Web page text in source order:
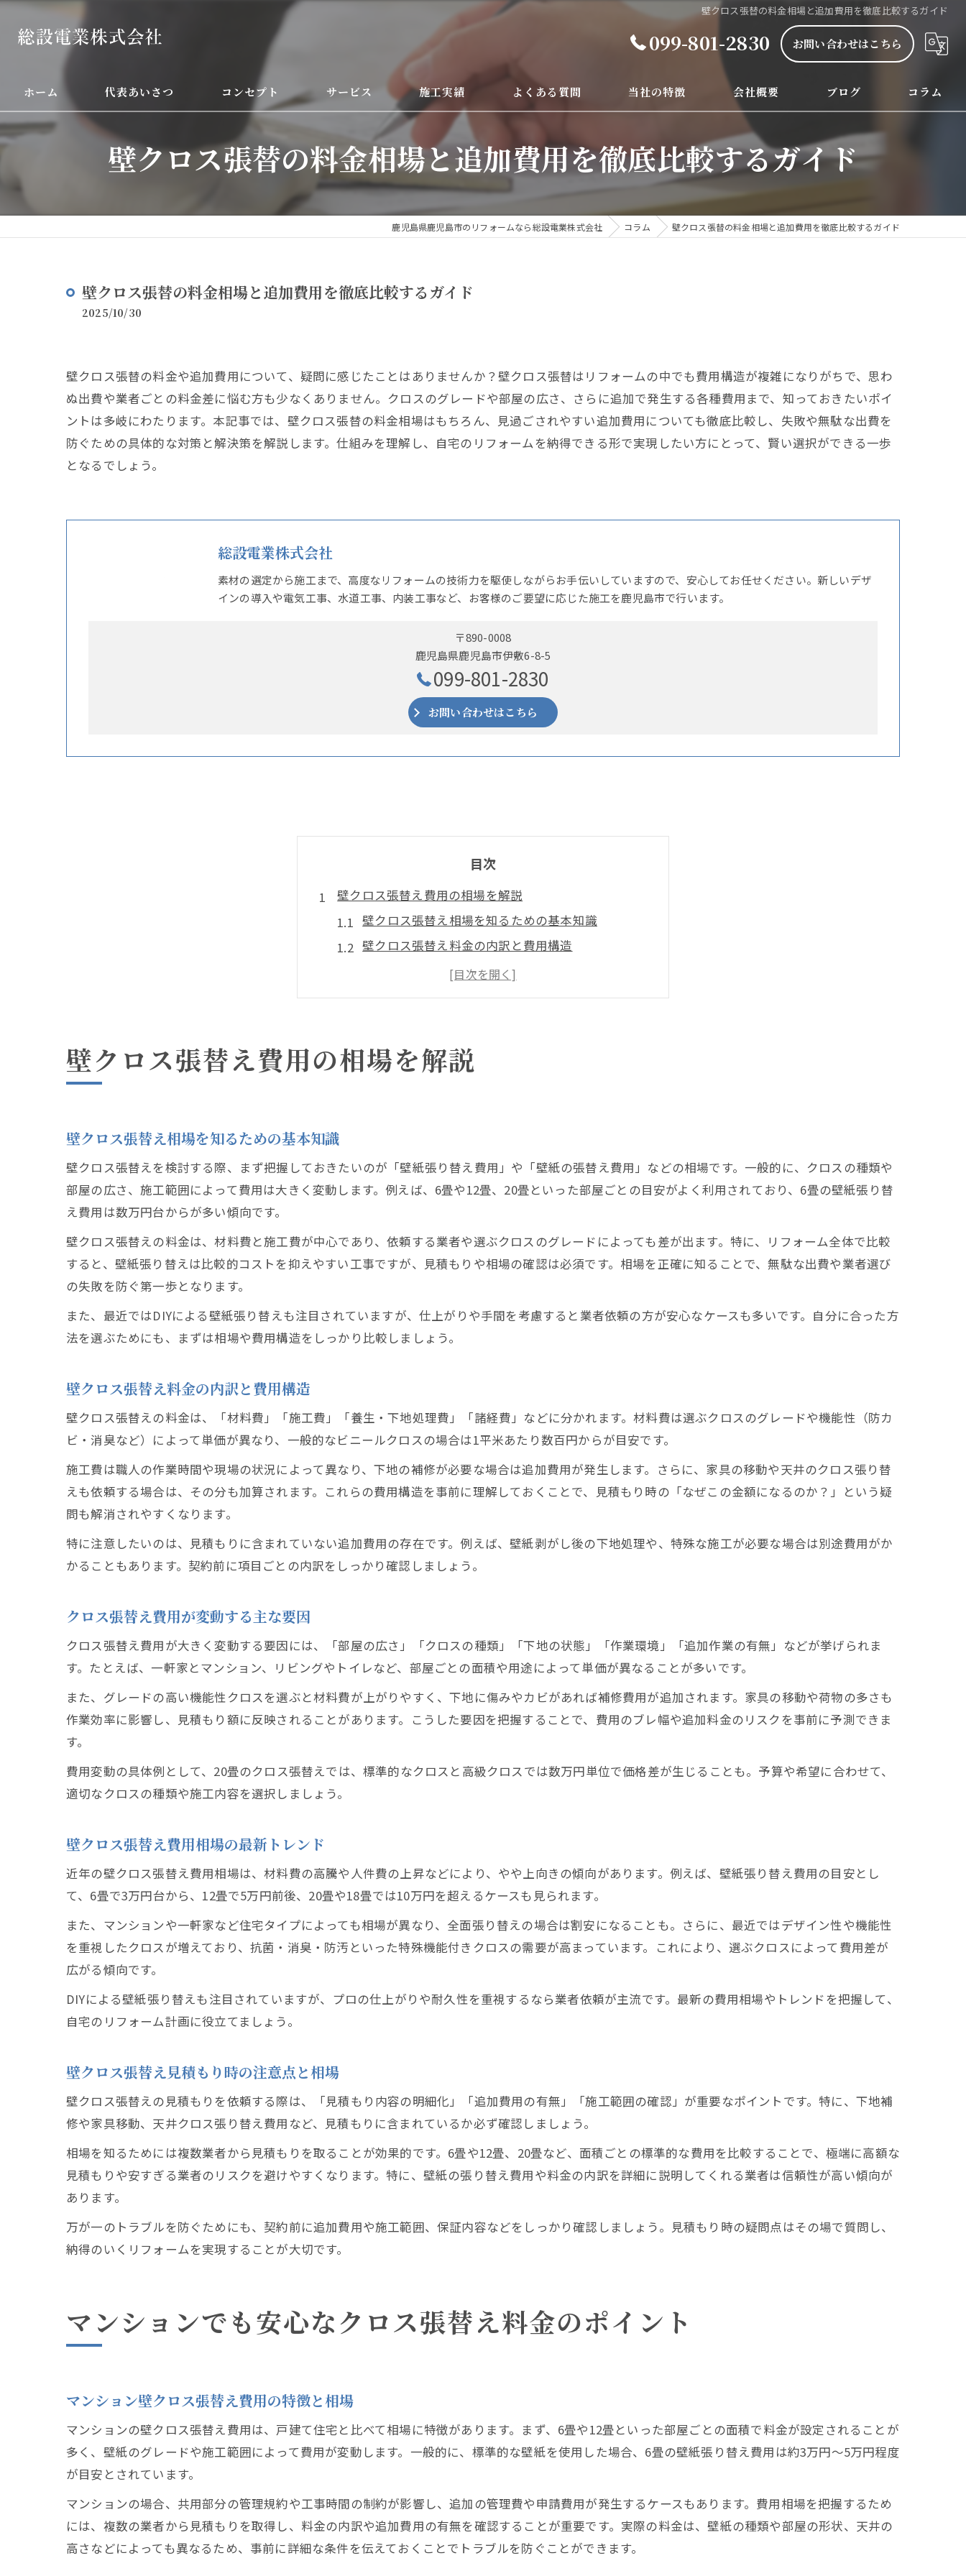
壁クロス張替の料金相場と追加費用を徹底比較するガイド
099-801-2830 お問い合わせはこちら
ホーム 代表あいさつ コンセプト サービス 施工実績 よくある質問 当社の特徴
オール電化
トイレ
キッチン
会社概要
漫画特集
ブログ コラム
壁クロス張替の料金相場と追加費用を徹底比較するガイド
鹿児島県鹿児島市のリフォームなら総設電業株式会社 コラム 壁クロス張替の料金相場と追加費用を徹底比較するガイド
壁クロス張替の料金相場と追加費用を徹底比較するガイド
2025/10/30
壁クロス張替の料金や追加費用について、疑問に感じたことはありませんか？壁クロス張替はリフォームの中でも費用構造が複雑になりがちで、思わ
ぬ出費や業者ごとの料金差に悩む方も少なくありません。クロスのグレードや部屋の広さ、さらに追加で発生する各種費用まで、知っておきたいポイ
ントは多岐にわたります。本記事では、壁クロス張替の料金相場はもちろん、見過ごされやすい追加費用についても徹底比較し、失敗や無駄な出費を
防ぐための具体的な対策と解決策を解説します。仕組みを理解し、自宅のリフォームを納得できる形で実現したい方にとって、賢い選択ができる一歩
となるでしょう。
総設電業株式会社
素材の選定から施工まで、高度なリフォームの技術力を駆使しながらお手伝いしていますので、安心してお任せください。新しいデザ
インの導入や電気工事、水道工事、内装工事など、お客様のご要望に応じた施工を鹿児島市で行います。
〒890-0008
鹿児島県鹿児島市伊敷6-8-5
099-801-2830
お問い合わせはこちら
目次
壁クロス張替え費用の相場を解説
壁クロス張替え相場を知るための基本知識
壁クロス張替え料金の内訳と費用構造
クロス張替え費用が変動する主な要因
壁クロス張替え費用相場の最新トレンド
マンションでも安心なクロス張替え料金のポイント
マンション壁クロス張替え費用の特徴と相場
マンションの壁クロス張替え費用を抑えるコツ
部屋の広さ別で見る壁クロス張替の注意点
12畳部屋の壁クロス張替えで注目すべき点
20畳部屋の壁クロス張替え料金の考え方
壁クロス張替え費用を広さ別に比較する方法
追加費用を抑える壁クロス張替の工夫
壁クロス張替え見積もりで確認したい項目
養生費や現地調査の壁クロス張替え料金対策
壁クロス張替えの追加費用を予防する準備とは
壁クロス張替の料金比較で失敗を防ぐ方法
複数業者の壁クロス張替え費用を比較するコツ
壁クロス張替え見積もり比較時のチェックポイント
壁紙張り替えをDIYで安く抑えるコツ
壁クロス張替えをDIYで行うメリットと費用効果
DIYでの壁クロス張替えに必要な道具と材料
壁クロス張替えDIYの作業手順と基本ポイント
DIY壁クロス張替えで注意したい仕上がりの質
壁クロス張替え費用の相場を解説
壁クロス張替え相場を知るための基本知識
壁クロス張替えを検討する際、まず把握しておきたいのが「壁紙張り替え費用」や「壁紙の張替え費用」などの相場です。一般的に、クロスの種類や
部屋の広さ、施工範囲によって費用は大きく変動します。例えば、6畳や12畳、20畳といった部屋ごとの目安がよく利用されており、6畳の壁紙張り替
え費用は数万円台からが多い傾向です。
壁クロス張替えの料金は、材料費と施工費が中心であり、依頼する業者や選ぶクロスのグレードによっても差が出ます。特に、リフォーム全体で比較
すると、壁紙張り替えは比較的コストを抑えやすい工事ですが、見積もりや相場の確認は必須です。相場を正確に知ることで、無駄な出費や業者選び
の失敗を防ぐ第一歩となります。
また、最近ではDIYによる壁紙張り替えも注目されていますが、仕上がりや手間を考慮すると業者依頼の方が安心なケースも多いです。自分に合った方
法を選ぶためにも、まずは相場や費用構造をしっかり比較しましょう。
壁クロス張替え料金の内訳と費用構造
壁クロス張替えの料金は、「材料費」「施工費」「養生・下地処理費」「諸経費」などに分かれます。材料費は選ぶクロスのグレードや機能性（防カ
ビ・消臭など）によって単価が異なり、一般的なビニールクロスの場合は1平米あたり数百円からが目安です。
施工費は職人の作業時間や現場の状況によって異なり、下地の補修が必要な場合は追加費用が発生します。さらに、家具の移動や天井のクロス張り替
えも依頼する場合は、その分も加算されます。これらの費用構造を事前に理解しておくことで、見積もり時の「なぜこの金額になるのか？」という疑
問も解消されやすくなります。
特に注意したいのは、見積もりに含まれていない追加費用の存在です。例えば、壁紙剥がし後の下地処理や、特殊な施工が必要な場合は別途費用がか
かることもあります。契約前に項目ごとの内訳をしっかり確認しましょう。
クロス張替え費用が変動する主な要因
クロス張替え費用が大きく変動する要因には、「部屋の広さ」「クロスの種類」「下地の状態」「作業環境」「追加作業の有無」などが挙げられま
す。たとえば、一軒家とマンション、リビングやトイレなど、部屋ごとの面積や用途によって単価が異なることが多いです。
また、グレードの高い機能性クロスを選ぶと材料費が上がりやすく、下地に傷みやカビがあれば補修費用が追加されます。家具の移動や荷物の多さも
作業効率に影響し、見積もり額に反映されることがあります。こうした要因を把握することで、費用のブレ幅や追加料金のリスクを事前に予測できま
す。
費用変動の具体例として、20畳のクロス張替えでは、標準的なクロスと高級クロスでは数万円単位で価格差が生じることも。予算や希望に合わせて、
適切なクロスの種類や施工内容を選択しましょう。
壁クロス張替え費用相場の最新トレンド
近年の壁クロス張替え費用相場は、材料費の高騰や人件費の上昇などにより、やや上向きの傾向があります。例えば、壁紙張り替え費用の目安とし
て、6畳で3万円台から、12畳で5万円前後、20畳や18畳では10万円を超えるケースも見られます。
また、マンションや一軒家など住宅タイプによっても相場が異なり、全面張り替えの場合は割安になることも。さらに、最近ではデザイン性や機能性
を重視したクロスが増えており、抗菌・消臭・防汚といった特殊機能付きクロスの需要が高まっています。これにより、選ぶクロスによって費用差が
広がる傾向です。
DIYによる壁紙張り替えも注目されていますが、プロの仕上がりや耐久性を重視するなら業者依頼が主流です。最新の費用相場やトレンドを把握して、
自宅のリフォーム計画に役立てましょう。
壁クロス張替え見積もり時の注意点と相場
壁クロス張替えの見積もりを依頼する際は、「見積もり内容の明細化」「追加費用の有無」「施工範囲の確認」が重要なポイントです。特に、下地補
修や家具移動、天井クロス張り替え費用など、見積もりに含まれているか必ず確認しましょう。
相場を知るためには複数業者から見積もりを取ることが効果的です。6畳や12畳、20畳など、面積ごとの標準的な費用を比較することで、極端に高額な
見積もりや安すぎる業者のリスクを避けやすくなります。特に、壁紙の張り替え費用や料金の内訳を詳細に説明してくれる業者は信頼性が高い傾向が
あります。
万が一のトラブルを防ぐためにも、契約前に追加費用や施工範囲、保証内容などをしっかり確認しましょう。見積もり時の疑問点はその場で質問し、
納得のいくリフォームを実現することが大切です。
マンションでも安心なクロス張替え料金のポイント
マンション壁クロス張替え費用の特徴と相場
マンションの壁クロス張替え費用は、戸建て住宅と比べて相場に特徴があります。まず、6畳や12畳といった部屋ごとの面積で料金が設定されることが
多く、壁紙のグレードや施工範囲によって費用が変動します。一般的に、標準的な壁紙を使用した場合、6畳の壁紙張り替え費用は約3万円～5万円程度
が目安とされています。
マンションの場合、共用部分の管理規約や工事時間の制約が影響し、追加の管理費や申請費用が発生するケースもあります。費用相場を把握するため
には、複数の業者から見積もりを取得し、料金の内訳や追加費用の有無を確認することが重要です。実際の料金は、壁紙の種類や部屋の形状、天井の
高さなどによっても異なるため、事前に詳細な条件を伝えておくことでトラブルを防ぐことができます。